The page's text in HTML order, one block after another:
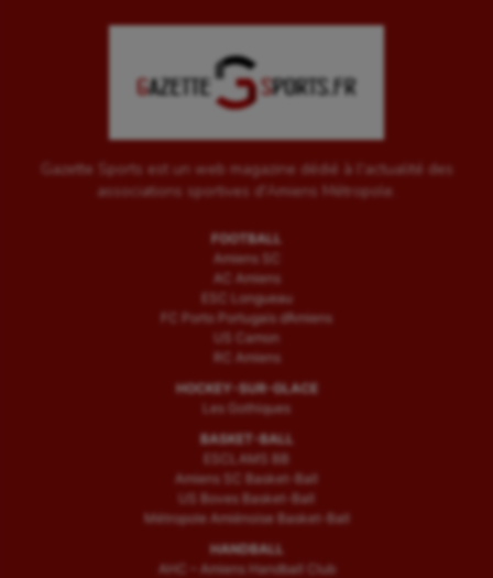
Gazette Sports est un web magazine dédié à l'actualité des
associations sportives d'Amiens Métropole.
FOOTBALL
Amiens SC
AC Amiens
ESC Longueau
FC Porto Portugais d’Amiens
US Camon
RC Amiens
HOCKEY-SUR-GLACE
Les Gothiques
BASKET-BALL
ESCLAMS BB
Amiens SC Basket-Ball
US Boves Basket-Ball
Métropole Amiénoise Basket-Ball
HANDBALL
AHC – Amiens Handball Club